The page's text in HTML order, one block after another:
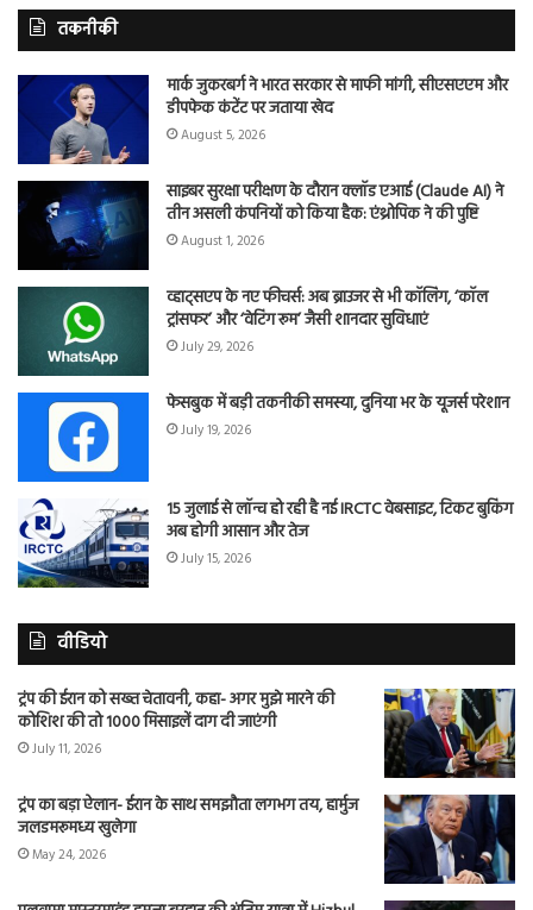
तकनीकी
मार्क जुकरबर्ग ने भारत सरकार से माफी मांगी, सीएसएएम और
डीपफेक कंटेंट पर जताया खेद
August 5, 2026
साइबर सुरक्षा परीक्षण के दौरान क्लॉड एआई (Claude AI) ने
तीन असली कंपनियों को किया हैक: एंथ्रोपिक ने की पुष्टि
August 1, 2026
व्हाट्सएप के नए फीचर्स: अब ब्राउजर से भी कॉलिंग, ‘कॉल
ट्रांसफर’ और ‘वेटिंग रूम’ जैसी शानदार सुविधाएं
July 29, 2026
फेसबुक में बड़ी तकनीकी समस्या, दुनिया भर के यूजर्स परेशान
July 19, 2026
15 जुलाई से लॉन्च हो रही है नई IRCTC वेबसाइट, टिकट बुकिंग
अब होगी आसान और तेज
July 15, 2026
वीडियो
ट्रंप की ईरान को सख्त चेतावनी, कहा- अगर मुझे मारने की
कोशिश की तो 1000 मिसाइलें दाग दी जाएंगी
July 11, 2026
ट्रंप का बड़ा ऐलान- ईरान के साथ समझौता लगभग तय, हार्मुज
जलडमरूमध्य खुलेगा
May 24, 2026